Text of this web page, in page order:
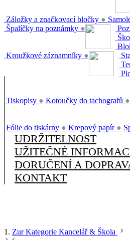
Záložky a značkovací bločky ●
Špalíčky na poznámky ●
Kroužkové záznamníky ●
Tiskopisy ● Kotoučky do tachografů ●
Fólie do tiskárny ● Krepový papír ●
UDRŽITELNOST
UŽITEČNÉ
DORUČENÍ A
KONTAKT
1. Zur Kategorie Kancelář & Škola